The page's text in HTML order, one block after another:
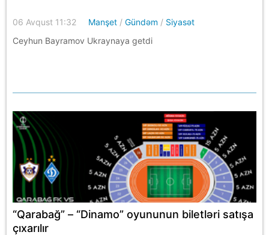
06 Avqust 11:32 Manşet /Gündəm / Siyasət
Ceyhun Bayramov Ukraynaya getdi
“Qarabağ” – “Dinamo” oyununun biletləri satışa
çıxarılır